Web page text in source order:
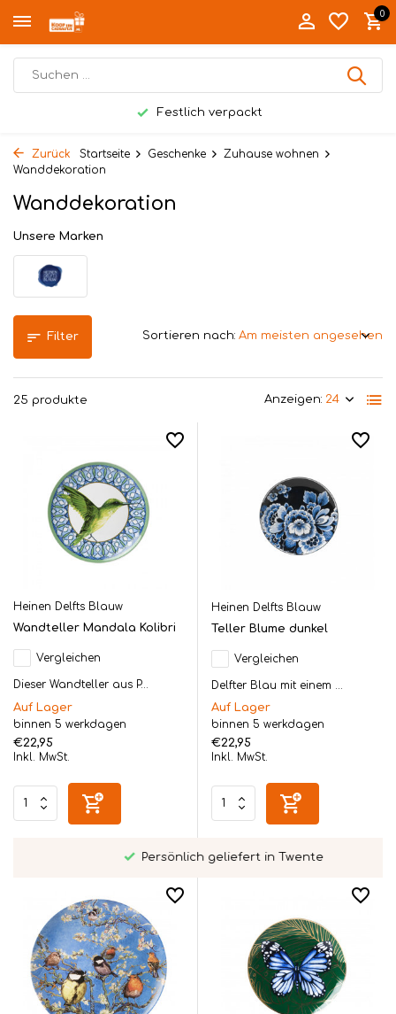
0
Persönlich geliefert in Twente
Zurück Startseite Geschenke
Zuhause wohnen
Wanddekoration
Wanddekoration
Unsere Marken
Filter
25 produkte Anzeigen:
Sortieren nach:
Heinen Delfts Blauw
Wandteller Mandala Kolibri
Vergleichen
Dieser Wandteller aus P...
Auf Lager
binnen 5 werkdagen
€22,95
Inkl. MwSt.
Heinen Delfts Blauw
Teller Blume dunkel
Vergleichen
Delfter Blau mit einem ...
Auf Lager
binnen 5 werkdagen
€22,95
Inkl. MwSt.
Persönlich geliefert in Twente